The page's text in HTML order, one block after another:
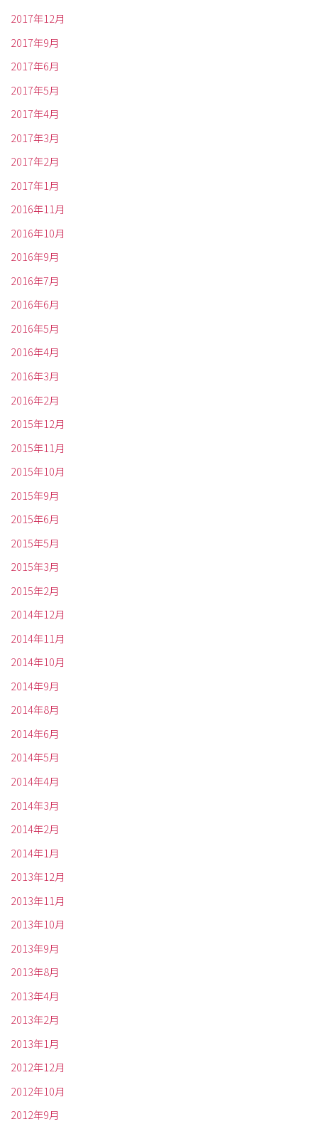
2017年12月
2017年9月
2017年6月
2017年5月
2017年4月
2017年3月
2017年2月
2017年1月
2016年11月
2016年10月
2016年9月
2016年7月
2016年6月
2016年5月
2016年4月
2016年3月
2016年2月
2015年12月
2015年11月
2015年10月
2015年9月
2015年6月
2015年5月
2015年3月
2015年2月
2014年12月
2014年11月
2014年10月
2014年9月
2014年8月
2014年6月
2014年5月
2014年4月
2014年3月
2014年2月
2014年1月
2013年12月
2013年11月
2013年10月
2013年9月
2013年8月
2013年4月
2013年2月
2013年1月
2012年12月
2012年10月
2012年9月